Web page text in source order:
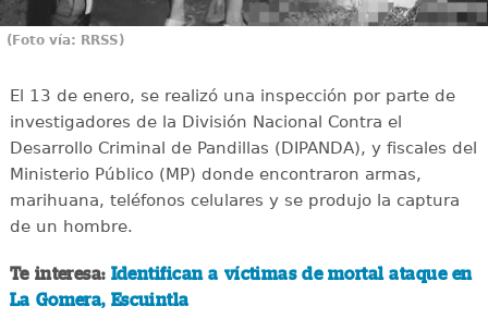
(Foto vía: RRSS)
El 13 de enero, se realizó una inspección por parte de
investigadores de la División Nacional Contra el
Desarrollo Criminal de Pandillas (DIPANDA), y fiscales del
Ministerio Público (MP) donde encontraron armas,
marihuana, teléfonos celulares y se produjo la captura
de un hombre.
Te interesa: Identifican a víctimas de mortal ataque en
La Gomera, Escuintla